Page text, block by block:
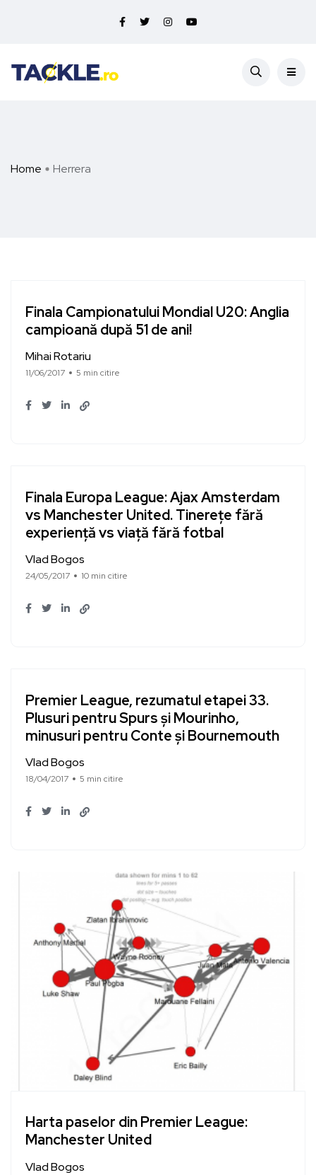
Home Herrera
Finala Campionatului Mondial U20: Anglia
campioană după 51 de ani!
Mihai Rotariu
11/06/2017 5 min citire
Finala Europa League: Ajax Amsterdam
vs Manchester United. Tinerețe fără
experiență vs viață fără fotbal
Vlad Bogos
24/05/2017 10 min citire
Premier League, rezumatul etapei 33.
Plusuri pentru Spurs și Mourinho,
minusuri pentru Conte și Bournemouth
Vlad Bogos
18/04/2017 5 min citire
Harta paselor din Premier League:
Manchester United
Vlad Bogos